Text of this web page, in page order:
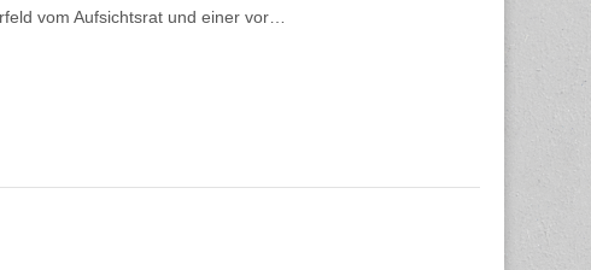
vom Aufsichtsrat und einer vor…